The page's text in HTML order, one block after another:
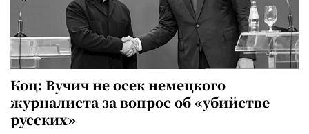
Коц: Вучич не осек немецкого
журналиста за вопрос об «убийстве
русских»